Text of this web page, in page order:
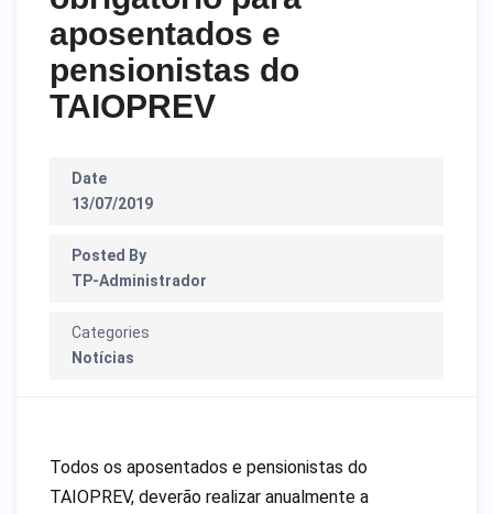
aposentados e
pensionistas do
TAIOPREV
Date
13/07/2019
Posted By
TP-Administrador
Categories
Notícias
Todos os aposentados e pensionistas do
TAIOPREV, deverão realizar anualmente a